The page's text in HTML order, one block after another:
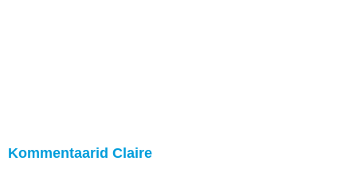
Kommentaarid Claire